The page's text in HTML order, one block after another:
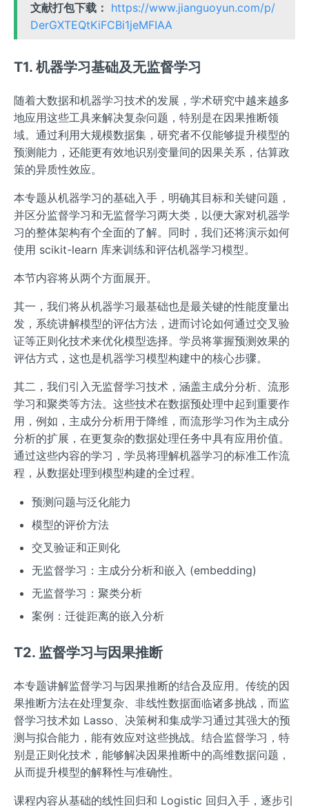
文献打包下载： https://www.jianguoyun.com/p/
DerGXTEQtKiFCBi1jeMFIAA
T1. 机器学习基础及无监督学习
随着大数据和机器学习技术的发展，学术研究中越来越多
地应用这些工具来解决复杂问题，特别是在因果推断领
域。通过利用大规模数据集，研究者不仅能够提升模型的
预测能力，还能更有效地识别变量间的因果关系，估算政
策的异质性效应。
本专题从机器学习的基础入手，明确其目标和关键问题，
并区分监督学习和无监督学习两大类，以便大家对机器学
习的整体架构有个全面的了解。同时，我们还将演示如何
使用 scikit-learn 库来训练和评估机器学习模型。
本节内容将从两个方面展开。
其一，我们将从机器学习最基础也是最关键的性能度量出
发，系统讲解模型的评估方法，进而讨论如何通过交叉验
证等正则化技术来优化模型选择。学员将掌握预测效果的
评估方式，这也是机器学习模型构建中的核心步骤。
其二，我们引入无监督学习技术，涵盖主成分分析、流形
学习和聚类等方法。这些技术在数据预处理中起到重要作
用，例如，主成分分析用于降维，而流形学习作为主成分
分析的扩展，在更复杂的数据处理任务中具有应用价值。
通过这些内容的学习，学员将理解机器学习的标准工作流
程，从数据处理到模型构建的全过程。
预测问题与泛化能力
模型的评价方法
交叉验证和正则化
无监督学习：主成分分析和嵌入 (embedding)
无监督学习：聚类分析
案例：迁徙距离的嵌入分析
T2. 监督学习与因果推断
本专题讲解监督学习与因果推断的结合及应用。传统的因
果推断方法在处理复杂、非线性数据面临诸多挑战，而监
督学习技术如 Lasso、决策树和集成学习通过其强大的预
测与拟合能力，能有效应对这些挑战。结合监督学习，特
别是正则化技术，能够解决因果推断中的高维数据问题，
从而提升模型的解释性与准确性。
课程内容从基础的线性回归和 Logistic 回归入手，逐步引